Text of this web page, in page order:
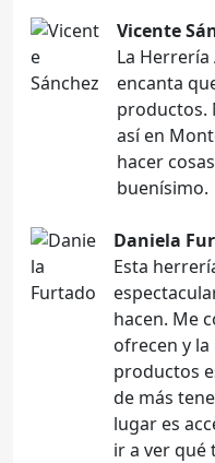
Vicente
La
encanta
productos.
así en
hacer
buenísimo.
Daniela
Esta
hacen. Me
ofrecen y
productos
de más
lugar es
ir a ver qué